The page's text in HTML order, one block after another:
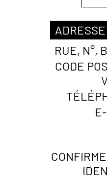
RUE, N°,
CODE